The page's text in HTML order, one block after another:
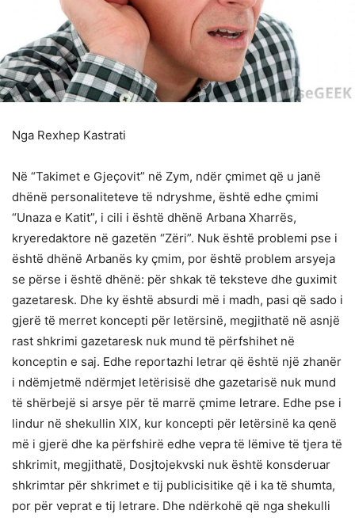
Nga Rexhep Kastrati
Në “Takimet e Gjeçovit” në Zym, ndër çmimet që u janë
dhënë personaliteteve të ndryshme, është edhe çmimi
“Unaza e Katit”, i cili i është dhënë Arbana Xharrës,
kryeredaktore në gazetën “Zëri”. Nuk është problemi pse i
është dhënë Arbanës ky çmim, por është problem arsyeja
se përse i është dhënë: për shkak të teksteve dhe guximit
gazetaresk. Dhe ky është absurdi më i madh, pasi që sado i
gjerë të merret koncepti për letërsinë, megjithatë në asnjë
rast shkrimi gazetaresk nuk mund të përfshihet në
konceptin e saj. Edhe reportazhi letrar që është një zhanër
i ndëmjetmë ndërmjet letërisisë dhe gazetarisë nuk mund
të shërbejë si arsye për të marrë çmime letrare. Edhe pse i
lindur në shekullin XIX, kur koncepti për letërsinë ka qenë
më i gjerë dhe ka përfshirë edhe vepra të lëmive të tjera të
shkrimit, megjithatë, Dosjtojekvski nuk është konsderuar
shkrimtar për shkrimet e tij publicisitike që i ka të shumta,
por për veprat e tij letrare. Dhe ndërkohë që nga shekulli